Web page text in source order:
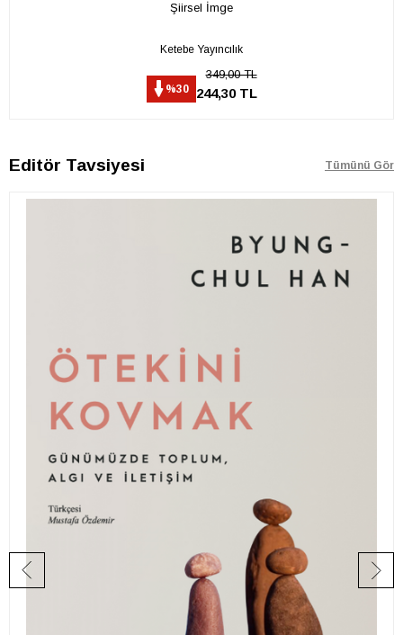
Şiirsel İmge
Ketebe Yayıncılık
%30
349,00 TL
244,30 TL
Editör Tavsiyesi Tümünü Gör